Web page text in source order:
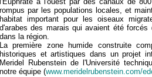
rompus par les populations locales, et
habitat important pour les oiseaux
d'arabes des marais qui avaient été
dans la région.
La première zone humide construite
historiques et artistiques dans un projet
Meridel Rubenstein de l'Université
notre équipe (www.meridelrubenstein.com/